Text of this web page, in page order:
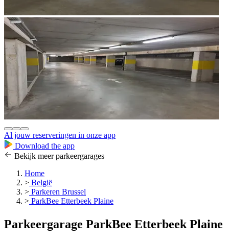
Al jouw reserveringen in onze app
Download the app
Bekijk meer parkeergarages
Home
> België
> Parkeren Brussel
> ParkBee Etterbeek Plaine
Parkeergarage ParkBee Etterbeek Plaine